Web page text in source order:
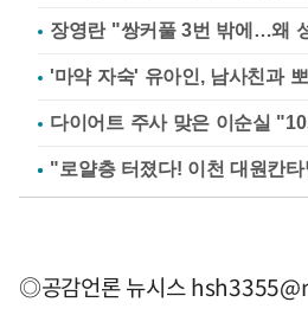
장영란 "쌍커풀 3번 밖에…왜
'마약 자숙' 유아인, 남사친과
다이어트 주사 맞은 이순실
◎공감언론 뉴시스